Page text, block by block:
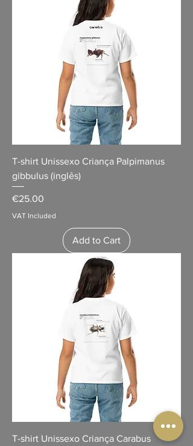
T-shirt Unissexo Criança Palpimanus
gibbulus (inglês)
Price
€25.00
VAT Included
Add to Cart
T-shirt Unissexo Criança Carabus